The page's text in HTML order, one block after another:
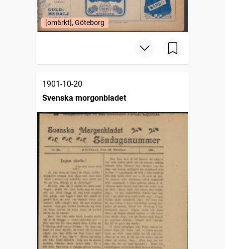
[omärkt], Göteborg
1901-10-20
Svenska morgonbladet